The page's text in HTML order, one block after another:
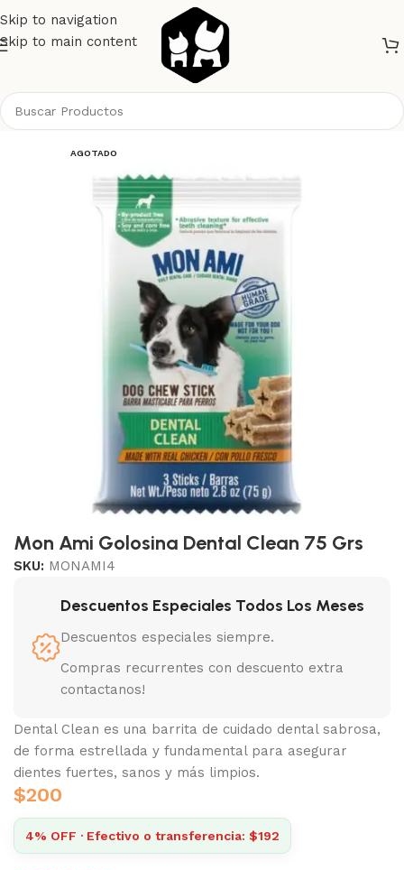
Skip to navigation
Skip to main content
AGOTADO
Mon Ami Golosina Dental Clean 75 Grs
SKU: MONAMI4
Descuentos Especiales Todos Los Meses
Descuentos especiales siempre.
Compras recurrentes con descuento extra
contactanos!
Dental Clean es una barrita de cuidado dental sabrosa,
de forma estrellada y fundamental para asegurar
dientes fuertes, sanos y más limpios.
$200
4% OFF · Efectivo o transferencia: $192